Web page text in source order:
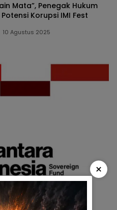
Mata”, Penegak Hukum
Korupsi IMI Fest
10 Agustus 2025
×